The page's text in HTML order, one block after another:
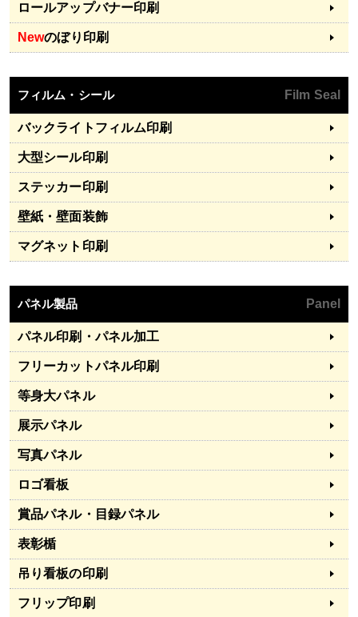
ロールアップバナー印刷
Newのぼり印刷
フィルム・シール Film Seal
バックライトフィルム印刷
大型シール印刷
ステッカー印刷
壁紙・壁面装飾
マグネット印刷
パネル製品 Panel
パネル印刷・パネル加工
フリーカットパネル印刷
等身大パネル
展示パネル
写真パネル
ロゴ看板
賞品パネル・目録パネル
表彰楯
吊り看板の印刷
フリップ印刷